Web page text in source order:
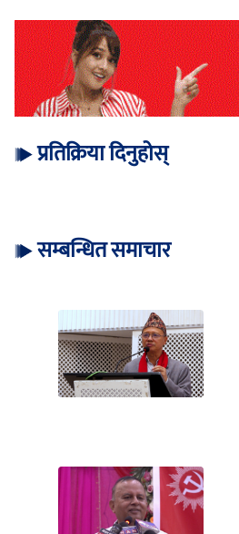
प्रतिक्रिया दिनुहोस्
सम्बन्धित समाचार